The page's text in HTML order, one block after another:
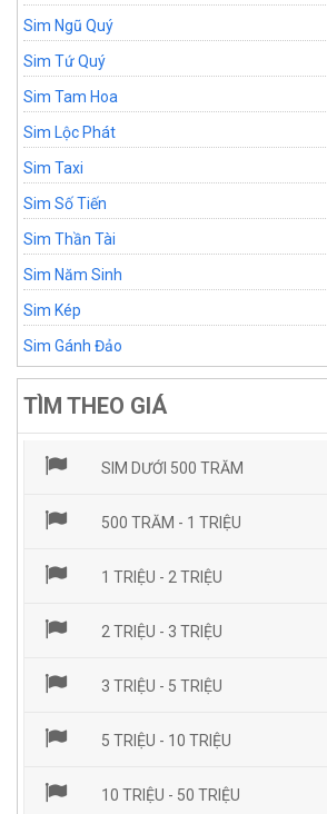
Sim Ngũ Quý
Sim Tứ Quý
Sim Tam Hoa
Sim Lộc Phát
Sim Taxi
Sim Số Tiến
Sim Thần Tài
Sim Năm Sinh
Sim Kép
Sim Gánh Đảo
TÌM THEO GIÁ
SIM DƯỚI 500 TRĂM
500 TRĂM - 1 TRIỆU
1 TRIỆU - 2 TRIỆU
2 TRIỆU - 3 TRIỆU
3 TRIỆU - 5 TRIỆU
5 TRIỆU - 10 TRIỆU
10 TRIỆU - 50 TRIỆU